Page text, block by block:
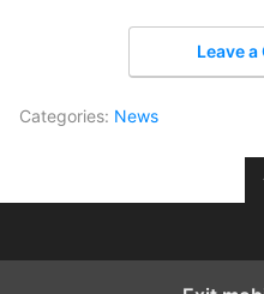
Leave
Categories: News